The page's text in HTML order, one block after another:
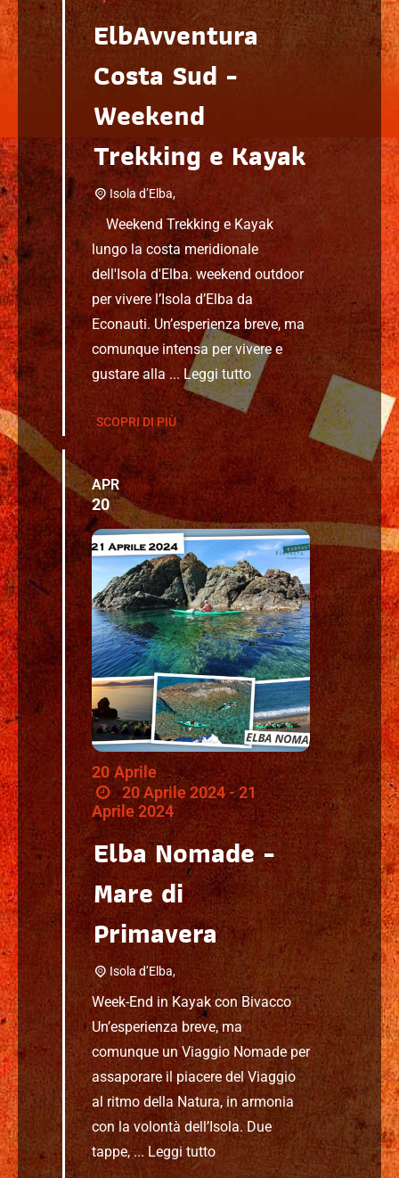
ElbAvventura
Costa Sud -
Weekend
Trekking e Kayak
Isola d’Elba,
Weekend Trekking e Kayak
lungo la costa meridionale
dell'Isola d'Elba. weekend outdoor
per vivere l’Isola d’Elba da
Econauti. Un’esperienza breve, ma
comunque intensa per vivere e
gustare alla ... Leggi tutto
SCOPRI DI PIÙ
APR
20
20 Aprile
20 Aprile 2024 - 21
Aprile 2024
Elba Nomade -
Mare di
Primavera
Isola d’Elba,
Week-End in Kayak con Bivacco
Un’esperienza breve, ma
comunque un Viaggio Nomade per
assaporare il piacere del Viaggio
al ritmo della Natura, in armonia
con la volontà dell’Isola. Due
tappe, ... Leggi tutto